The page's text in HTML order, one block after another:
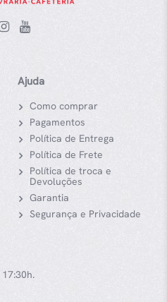
Ajuda
Como comprar
Pagamentos
Política de Entrega
Política de Frete
Política de troca e
Devoluções
Garantia
Segurança e Privacidade